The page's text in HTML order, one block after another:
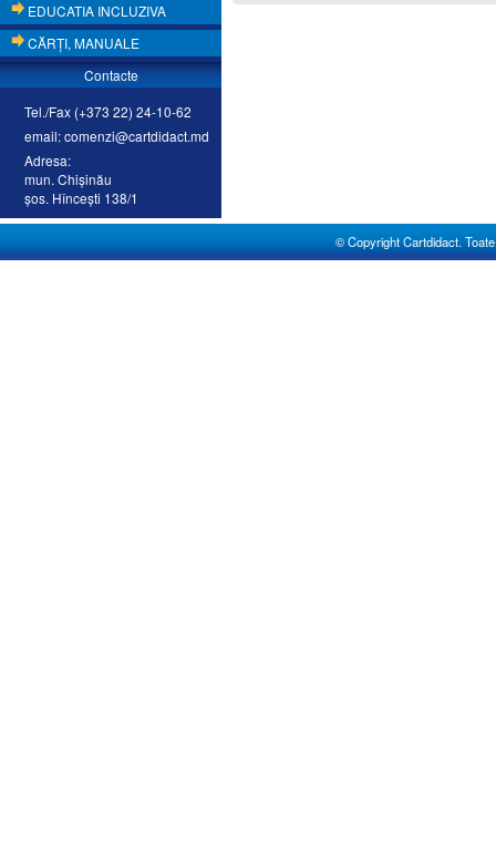
EDUCATIA INCLUZIVA
CĂRŢI, MANUALE
Contacte
Tel./Fax (+373 22) 24-10-62
email: comenzi@cartdidact.md
Adresa:
mun. Chişinău
şos. Hînceşti 138/1
© Copyright Cartdidact.